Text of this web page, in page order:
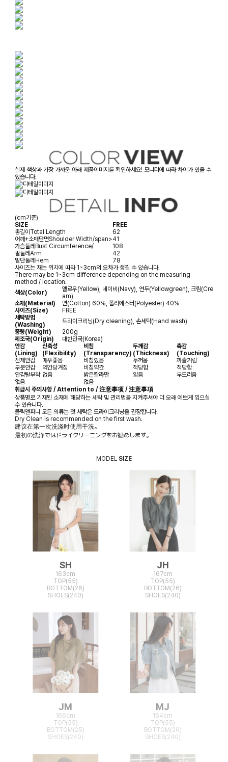
실제 색상과 가장 가까운 아래 제품이미지를 확인하세요! 모니터에 따라 차이가 있을 수
있습니다.
(cm기준)
SIZE
FREE
총길이Total Length
62
어깨+소매단면Shoulder Width/span>41
가슴둘레Bust Circumference/
108
팔둘레Arm
42
밑단둘레Hem
78
사이즈는 재는 위치에 따라 1~3cm의 오차가 생길 수 있습니다.
There may be 1~3cm difference depending on the measuring
method / location.
색상(Color)
옐로우(Yellow), 네이비(Navy), 연두(Yellowgreen), 크림(Cre
am)
소재(Material)
면(Cotton) 60%, 폴리에스터(Polyester) 40%
사이즈(Size)
FREE
세탁방법
(Washing)
드라이크리닝(Dry cleaning), 손세탁(Hand wash)
중량(Weight)
200g
제조국(Origin)
대한민국(Korea)
안감
(Lining)
신축성
(Flexibility)
비침
(Transparency)
두께감
(Thickness)
촉감
(Touching)
전체안감
매우좋음 비침있음 두꺼움
까슬거림
부분안감
약간당겨짐 비침약간 적당함
적당함
안감탈부착 없음 밝은칼라만 얇음
부드러움
없음
없음
취급시 주의사항 / Attention to / 注意事项 / 注意事項
상품별로 기재된 소재에 해당하는 세탁 및 관리법을 지켜주셔야 더 오래 예쁘게 입으실
수 있습니다.
클릭앤퍼니 모든 의류는 첫 세탁은 드라이크리닝을 권장합니다.
Dry Clean is recommended on the first wash.
建议在第一次洗涤时使用干洗。
最初の洗浄ではドライクリーニングをお勧めします。
MODEL SIZE
SH
163cm
TOP(55)
BOTTOM(26)
SHOES(240)
JH
167cm
TOP(55)
BOTTOM(26)
SHOES(240)
JM
166cm
TOP(55)
BOTTOM(25)
SHOES(240)
MJ
164cm
TOP(55)
BOTTOM(26)
SHOES(240)